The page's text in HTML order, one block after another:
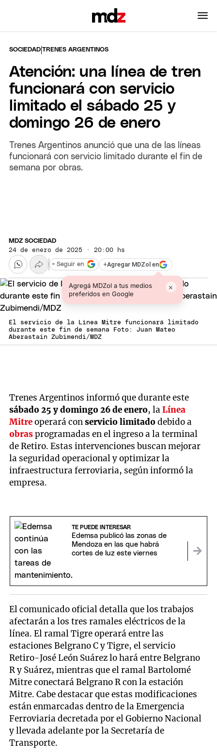
SOCIEDAD |TRENES ARGENTINOS
Atención: una línea de tren
funcionará con servicio
limitado el sábado 25 y
domingo 26 de enero
Trenes Argentinos anunció que una de las líneas
funcionará con servicio limitado durante el fin de
semana por obras.
MDZ SOCIEDAD
24 de enero de 2025 · 20:00 hs
+Agregar MDZol en
Agregá MDZol a tus medios
preferidos en Google
×
+ Seguir en
El servicio de la Línea Mitre funcionará limitado
durante este fin de semana Foto: Juan Mateo
Aberastain Zubimendi/MDZ
Trenes Argentinos informó que durante este
sábado 25 y domingo 26 de enero, la Línea
Mitreoperará conservicio limitadodebido a
obrasprogramadas en el ingreso a la terminal
de Retiro. Estas intervenciones buscan mejorar
la seguridad operacional y optimizar la
infraestructura ferroviaria, según informó la
empresa.
TE PUEDE INTERESAR
Edemsa publicó las zonas de
Mendoza en las que habrá
cortes de luz este viernes
El comunicado oficial detalla que los trabajos
afectarán a los tres ramales eléctricos de la
línea. El ramal Tigre operará entre las
estaciones Belgrano C y Tigre, el servicio
Retiro-José León Suárez lo hará entre Belgrano
R y Suárez, mientras que el ramal Bartolomé
Mitre conectará Belgrano R con la estación
Mitre. Cabe destacar que estas modificaciones
están enmarcadas dentro de la Emergencia
Ferroviaria decretada por el Gobierno Nacional
y llevada adelante por la Secretaría de
Transporte.